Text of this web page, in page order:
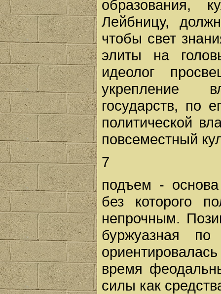
образования,
Лейбницу,
чтобы свет
элиты на
идеолог
укрепление
государств, по
политической
повсеместный
7
подъем -
без которого
непрочным.
буржуазная
время
силы как